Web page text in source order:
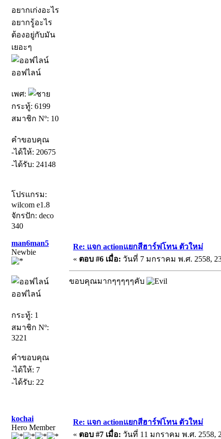
อยากเก่งอะไร
อยากรู้อะไร
ต้องอยู่กับมัน
เยอะๆ
ออฟไลน์
เพศ:
กระทู้: 6199
สมาชิก Nº: 10
คำขอบคุณ
-ได้ให้: 20675
-ได้รับ: 24148
โปรแกรม:
wilcom e1.8
จักรปัก: deco
340
man6man5
Newbie
ออฟไลน์
กระทู้: 1
สมาชิก Nº:
3221
คำขอบคุณ
-ได้ให้: 7
-ได้รับ: 22
Re: แจก actionแยกสีฮาร์ฟโทน ตัวใหม่
« ตอบ #6 เมื่อ: วันที่ 7 มกราคม พ.ศ. 2558,
ขอบคุณมากๆๆๆๆๆคับ
kochai
Hero Member
Re: แจก actionแยกสีฮาร์ฟโทน ตัวใหม่
« ตอบ #7 เมื่อ: วันที่ 11 มกราคม พ.ศ. 2558,